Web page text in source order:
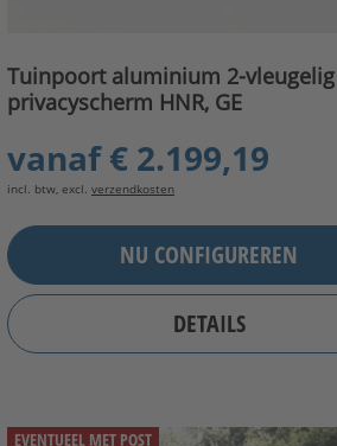
Tuinpoort aluminium 2-vleugelig
privacyscherm HNR, GE
vanaf€ 2.199,19
incl. btw, excl. verzendkosten
NU CONFIGUREREN
DETAILS
EVENTUEEL MET POST